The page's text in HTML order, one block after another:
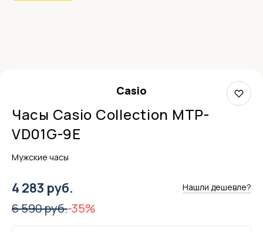
Casio
Часы Casio Collection MTP-
VD01G-9E
Мужские часы
4 283 руб. Нашли дешевле?
6 590 руб.-35%